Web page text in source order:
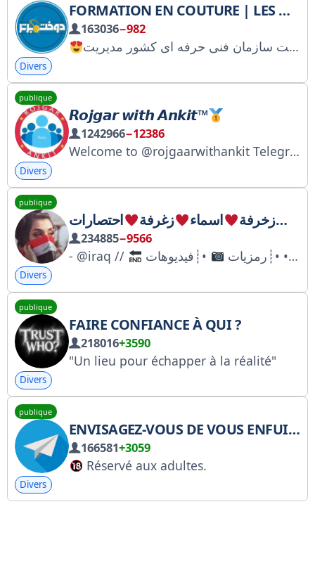
FORMATION EN COUTURE | LES MEILLEURS COURS DE COUTURE
163036−982
Divers
publique
𝙍𝙤𝙟𝙜𝙖𝙧 𝙬𝙞𝙩𝙝 𝘼𝙣𝙠𝙞𝙩™
1242966−12386
Welcome to @rojgaarwithankit Telegram Channel
Divers
publique
زخرفة اسماء زغرفة احتصارات
234885−9566
- @iraq // • •┊رمزيات
Divers
publique
FAIRE CONFIANCE À QUI ?
218016+3590
"Un lieu pour échapper à la réalité"
Divers
publique
ENVISAGEZ-VOUS DE VOUS ENFUIR AUJOURD'HUI ?
166581+3059
Réservé aux adultes.
Incluant de la pornographie, des images de personnes nues, des scènes sexuelles ou autres contenus.
Divers